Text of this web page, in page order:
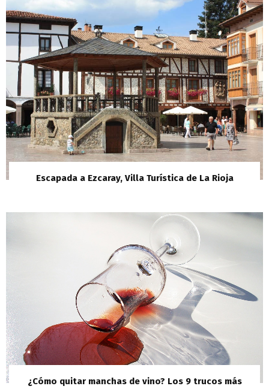
Escapada a Ezcaray, Villa Turística de La Rioja
¿Cómo quitar manchas de vino? Los 9 trucos más